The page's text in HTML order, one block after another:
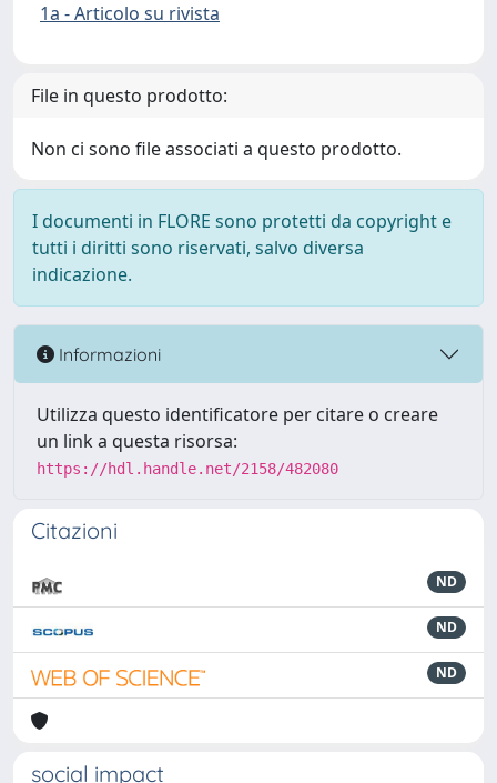
1a - Articolo su rivista
File in questo prodotto:
Non ci sono file associati a questo prodotto.
I documenti in FLORE sono protetti da copyright e
tutti i diritti sono riservati, salvo diversa
indicazione.
Informazioni
Utilizza questo identificatore per citare o creare
un link a questa risorsa:
https://hdl.handle.net/2158/482080
Citazioni
ND
ND
ND
social impact